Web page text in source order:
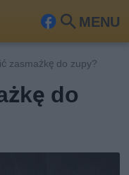
MENU
Fa
ook
Szu
kaj
zasmażkę do zupy?
do